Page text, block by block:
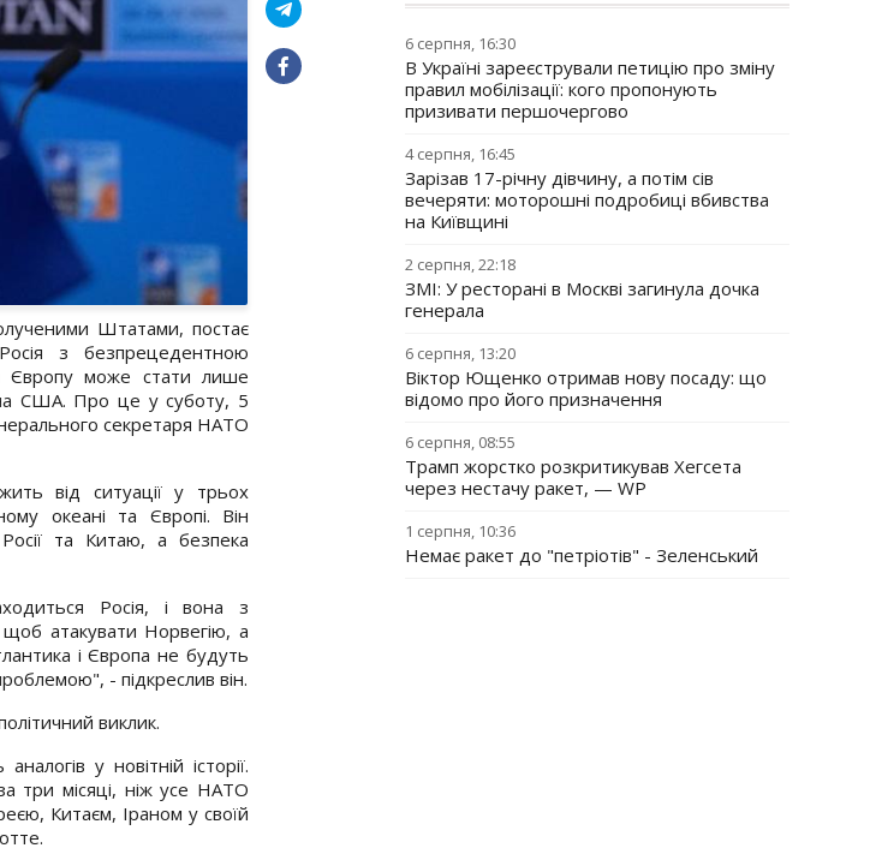
Штатами, постає
з безпрецедентною
Європу може стати лише
США. Про це у суботу, 5
секретаря НАТО
від ситуації у трьох
океані та Європі. Він
та Китаю, а безпека
Росія, і вона з
атакувати Норвегію, а
і Європа не будуть
- підкреслив він.
виклик.
у новітній історії.
три місяці, ніж усе НАТО
Китаєм, Іраном у своїй
6 серпня, 16:30
В Україні зареєстрували петицію про зміну
правил мобілізації: кого пропонують
призивати першочергово
4 серпня, 16:45
Зарізав 17-річну дівчину, а потім сів
вечеряти: моторошні подробиці вбивства
на Київщині
2 серпня, 22:18
ЗМІ: У ресторані в Москві загинула дочка
генерала
6 серпня, 13:20
Віктор Ющенко отримав нову посаду: що
відомо про його призначення
6 серпня, 08:55
Трамп жорстко розкритикував Хегсета
через нестачу ракет, — WP
1 серпня, 10:36
Немає ракет до "петріотів" - Зеленський